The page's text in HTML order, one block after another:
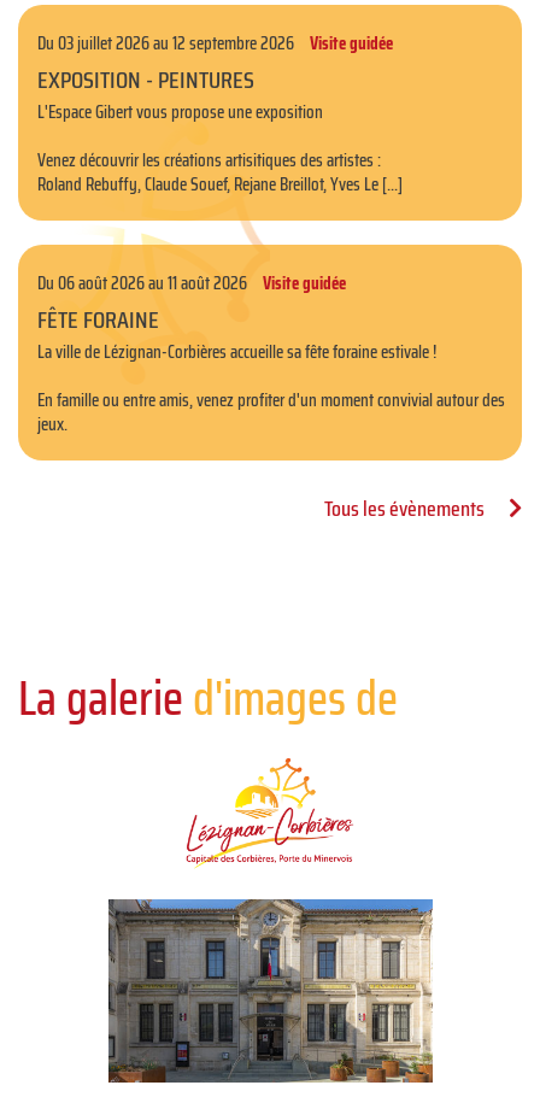
Du 03 juillet 2026 au 12 septembre 2026 Visite guidée
EXPOSITION - PEINTURES
L'Espace Gibert vous propose une exposition
Venez découvrir les créations artisitiques des artistes :
Roland Rebuffy, Claude Souef, Rejane Breillot, Yves Le [...]
Du 06 août 2026 au 11 août 2026 Visite guidée
FÊTE FORAINE
La ville de Lézignan-Corbières accueille sa fête foraine estivale !
En famille ou entre amis, venez profiter d'un moment convivial autour des
jeux.
Tous les évènements
La galeried'images de